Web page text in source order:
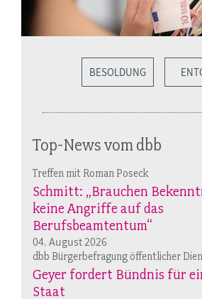
BESOLDUNG
Top-News vom dbb
Treffen mit Roman Poseck
Schmitt: „Brauchen
keine Angriffe auf das
Berufsbeamtentum“
04. August 2026
dbb Bürgerbefragung öffentlicher
Geyer fordert Bündnis für
Staat